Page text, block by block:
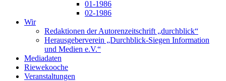
01-1986
02-1986
Wir
Redaktionen der Autorenzeitschrift „durchblick“
Herausgeberverein „Durchblick-Siegen Information
und Medien e.V.“
Mediadaten
Riewekooche
Veranstaltungen